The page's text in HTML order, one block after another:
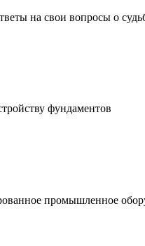
на свои вопросы о
фундаментов
промышленное